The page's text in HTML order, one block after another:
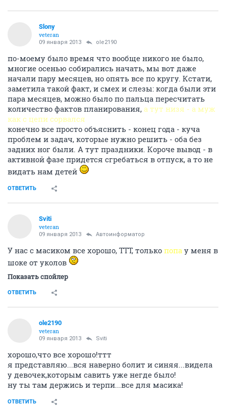
Slony
veteran
09 января 2013 ole2190
по-моему было время что вообще никого не было,
многие осенью собирались начать, мы вот даже
начали пару месяцев, но опять все по кругу. Кстати,
заметила такой факт, и смех и слезы: когда были эти
пара месяцев, можно было по пальца пересчитать
количество фактов планирования, а тут низя - а муж
как с цепи сорвался
конечно все просто объяснить - конец года - куча
проблем и задач, которые нужно решить - оба без
задних ног были. А тут праздники. Короче вывод - в
активной фазе придется сгребаться в отпуск, а то не
видать нам детей
ОТВЕТИТЬ
Sviti
veteran
09 января 2013 Автоинформатор
У нас с масиком все хорошо, ТТТ, только попа у меня в
шоке от уколов
Показать спойлер
ОТВЕТИТЬ
ole2190
veteran
09 января 2013 Sviti
хорошо,что все хорошо!ттт
я представляю...вся наверно болит и синяя...видела
у девочек,которым савить уже негде было!
ну ты там держись и терпи...все для масика!
ОТВЕТИТЬ